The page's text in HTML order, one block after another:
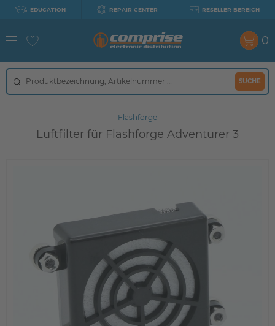
EDUCATION REPAIR CENTER RESELLER BEREICH
SUCHE
0
Flashforge
Luftfilter für Flashforge Adventurer 3